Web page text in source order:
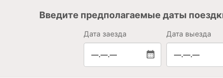
Введите предполагаемые даты
Дата заезда
—.—.—
Дата выезда
—.—.—